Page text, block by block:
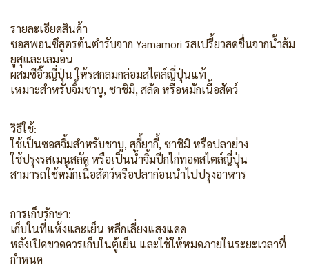
รายละเอียดสินค้า
ซอสพอนซึสูตรต้นตำรับจาก Yamamori รสเปรี้ยวสดชื่นจากน้ำส้ม
ยูสุและเลมอน
ผสมซีอิ๊วญี่ปุ่น ให้รสกลมกล่อมสไตล์ญี่ปุ่นแท้
เหมาะสำหรับจิ้มชาบู, ซาชิมิ, สลัด หรือหมักเนื้อสัตว์
วิธีใช้:
ใช้เป็นซอสจิ้มสำหรับชาบู, สุกี้ยากี้, ซาชิมิ หรือปลาย่าง
ใช้ปรุงรสเมนูสลัด หรือเป็นน้ำจิ้มปีกไก่ทอดสไตล์ญี่ปุ่น
สามารถใช้หมักเนื้อสัตว์หรือปลาก่อนนำไปปรุงอาหาร
การเก็บรักษา:
เก็บในที่แห้งและเย็น หลีกเลี่ยงแสงแดด
หลังเปิดขวดควรเก็บในตู้เย็น และใช้ให้หมดภายในระยะเวลาที่
กำหนด